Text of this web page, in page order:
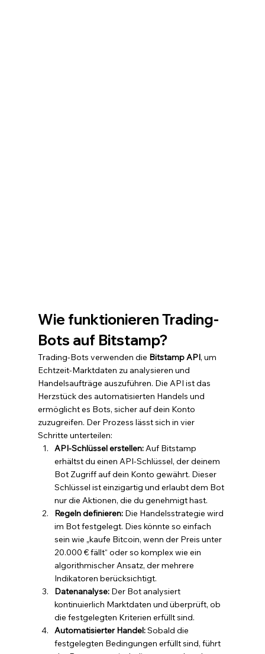
Wie funktionieren Trading-
Bots auf Bitstamp?
Trading-Bots verwenden die Bitstamp API, um
Echtzeit-Marktdaten zu analysieren und
Handelsaufträge auszuführen. Die API ist das
Herzstück des automatisierten Handels und
ermöglicht es Bots, sicher auf dein Konto
zuzugreifen. Der Prozess lässt sich in vier
Schritte unterteilen:
API-Schlüssel erstellen: Auf Bitstamp
erhältst du einen API-Schlüssel, der deinem
Bot Zugriff auf dein Konto gewährt. Dieser
Schlüssel ist einzigartig und erlaubt dem Bot
nur die Aktionen, die du genehmigt hast.
Regeln definieren: Die Handelsstrategie wird
im Bot festgelegt. Dies könnte so einfach
sein wie „kaufe Bitcoin, wenn der Preis unter
20.000 € fällt“ oder so komplex wie ein
algorithmischer Ansatz, der mehrere
Indikatoren berücksichtigt.
Datenanalyse: Der Bot analysiert
kontinuierlich Marktdaten und überprüft, ob
die festgelegten Kriterien erfüllt sind.
Automatisierter Handel: Sobald die
festgelegten Bedingungen erfüllt sind, führt